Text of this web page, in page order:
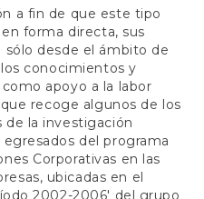
a fin de que este tipo
forma directa, sus
sólo desde el ámbito de
conocimientos y
apoyo a la labor
recoge algunos de los
la investigación
del programa
Corporativas en las
ubicadas en el
2002-2006' del grupo